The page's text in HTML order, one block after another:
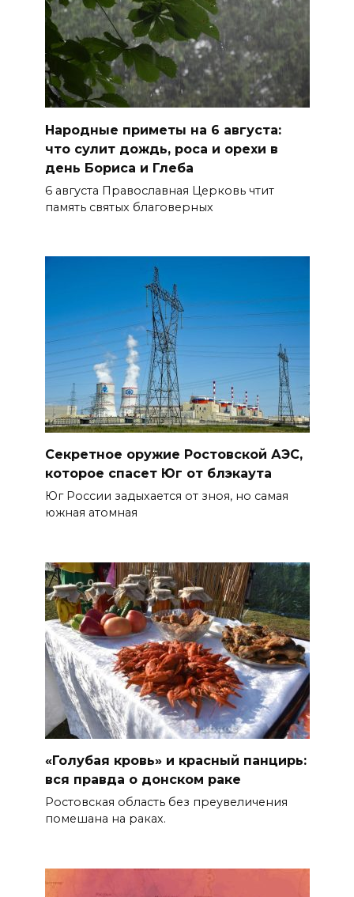
Традиции семьи года
06 августа 2026 14:28
Таганрогский театр: пока
опущен занавес
БОЛЬШЕ НОВОСТЕЙ
Народные приметы на 6 августа:
что сулит дождь, роса и орехи в
день Бориса и Глеба
6 августа Православная Церковь чтит
память святых благоверных
Секретное оружие Ростовской АЭС,
которое спасет Юг от блэкаута
Юг России задыхается от зноя, но самая
южная атомная
«Голубая кровь» и красный панцирь:
вся правда о донском раке
Ростовская область без преувеличения
помешана на раках.